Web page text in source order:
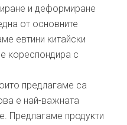
и деформиране
от основните
евтини китайски
кореспондира с
предлагаме са
е най-важната
Предлагаме продукти